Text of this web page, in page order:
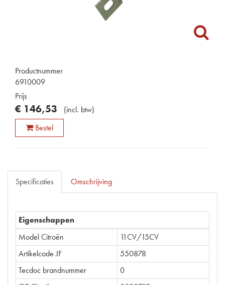
Productnummer
6910009
Prijs
€ 146,53 (incl. btw)
Bestel
Specificaties Omschrijving
Eigenschappen
Model Citroën
11CV/15CV
Artikelcode JF
550878
Tecdoc brandnummer
0